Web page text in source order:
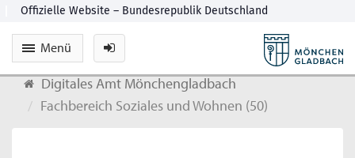
Menü
Digitales Amt Mönchengladbach
Fachbereich Soziales und Wohnen (50)